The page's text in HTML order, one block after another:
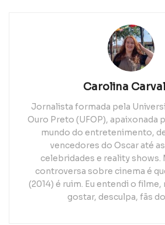
Carolina
Jornalista formada pela
Ouro Preto (UFOP), apaixonada
mundo do entretenimento,
vencedores do Oscar até
celebridades e reality shows.
controversa sobre cinema é
(2014) é ruim. Eu entendi o
gostar, desculpa, fãs